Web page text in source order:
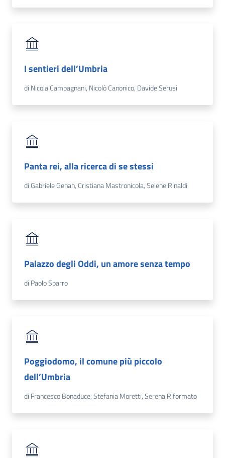
I sentieri dell’Umbria
di Nicola Campagnani, Nicolò Canonico, Davide Serusi
Panta rei, alla ricerca di se stessi
di Gabriele Genah, Cristiana Mastronicola, Selene Rinaldi
Palazzo degli Oddi, un amore senza tempo
di Paolo Sparro
Poggiodomo, il comune più piccolo
dell’Umbria
di Francesco Bonaduce, Stefania Moretti, Serena Riformato